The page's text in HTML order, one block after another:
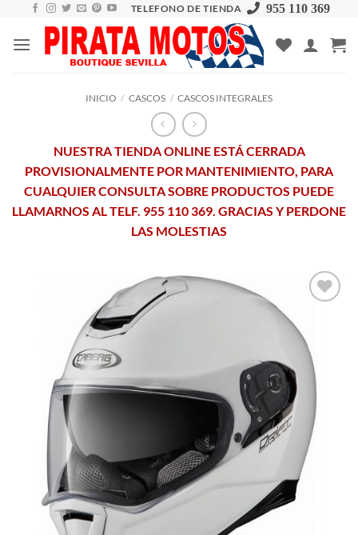
content
TELEFONO DE TIENDA 955 110 369
INICIO / CASCOS / CASCOS INTEGRALES
NUESTRA TIENDA ONLINE ESTÁ CERRADA
PROVISIONALMENTE POR MANTENIMIENTO, PARA
CUALQUIER CONSULTA SOBRE PRODUCTOS PUEDE
LLAMARNOS AL TELF. 955 110 369. GRACIAS Y PERDONE
LAS MOLESTIAS
deseos